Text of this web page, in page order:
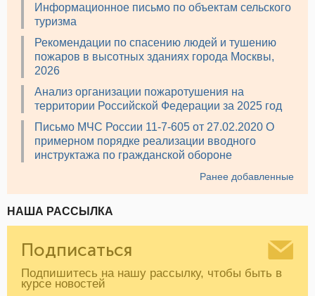
Информационное письмо по объектам сельского
туризма
Рекомендации по спасению людей и тушению
пожаров в высотных зданиях города Москвы,
2026
Анализ организации пожаротушения на
территории Российской Федерации за 2025 год
Письмо МЧС России 11-7-605 от 27.02.2020 О
примерном порядке реализации вводного
инструктажа по гражданской обороне
Ранее добавленные
НАША РАССЫЛКА
Подписаться
Подпишитесь на нашу рассылку, чтобы быть в
курсе новостей